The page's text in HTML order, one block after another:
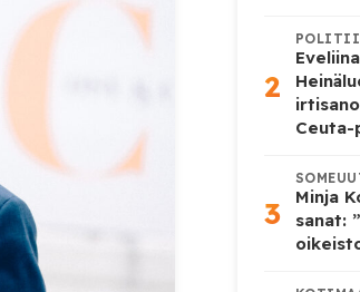
2
Ceuta-
3
Minja
sanat: